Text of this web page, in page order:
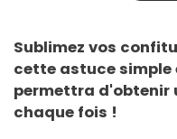
Sublimez vos
cette astuce simple
permettra d'obtenir
chaque fois !